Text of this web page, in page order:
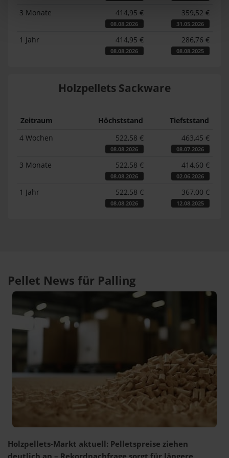
3 Monate 414,95 €
08.08.2026
359,52 €
31.05.2026
1 Jahr 414,95 €
08.08.2026
286,76 €
08.08.2025
Holzpellets Sackware
Zeitraum Höchststand
Tiefststand
4 Wochen
522,58 €
08.08.2026
463,45 €
08.07.2026
3 Monate 522,58 €
08.08.2026
414,60 €
02.06.2026
1 Jahr 522,58 €
08.08.2026
367,00 €
12.08.2025
Pellet News für Palling
Holzpellets-Markt aktuell: Pelletspreise ziehen